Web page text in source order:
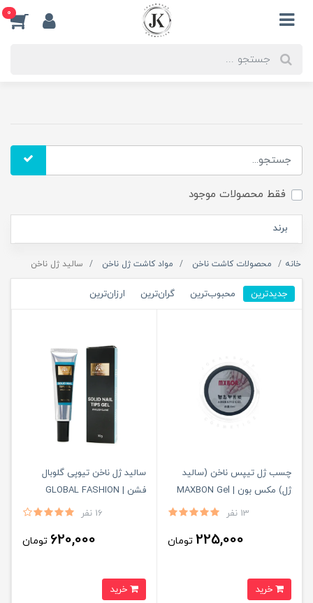
0
فقط محصولات موجود
برند
خانه محصولات کاشت ناخن مواد کاشت ژل ناخن سالید ژل ناخن
جدیدترین محبوب‌ترین گران‌ترین ارزان‌ترین
چسب ژل‌ تیپس ناخن (سالید
ژل) مکس بون | MAXBON Gel
13 نفر
225,000 تومان
سالید ژل ناخن تیوپی گلوبال
فشن | GLOBAL FASHION
16 نفر
620,000 تومان